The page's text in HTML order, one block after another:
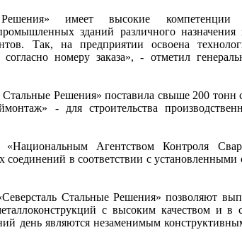
имеет высокие
зданий различного
Так, на предприятии освоена
номеру заказа», - отметил
Стальные Решения» поставила свыше 200 тонн
- для строительства
«Национальным Агентством Контроля
соединений в соответствии с установленными
Стальные Решения» позволяют
с высоким качеством и в
день являются незаменимым